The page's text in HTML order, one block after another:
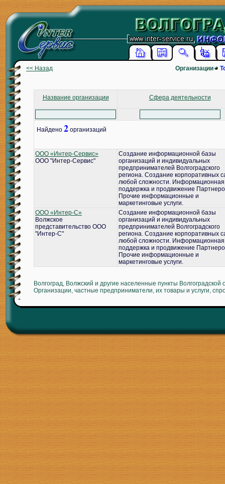
<< Назад Организации
Название организации Сфера деятельности
Найдено 2 организаций
ООО «Интер-Сервис»
ООО "Интер-Сервис"
Создание информационной базы
организаций и индивидуальных
предпринимателей Волгоградского
региона. Создание корпоративных
любой сложности. Информационная
поддержка и продвижение
Прочие информационные и
маркетинговые услуги.
ООО «Интер-С»
Волжское
представительство ООО
"Интер-С"
Создание информационной базы
организаций и индивидуальных
предпринимателей Волгоградского
региона. Создание корпоративных
любой сложности. Информационная
поддержка и продвижение
Прочие информационные и
маркетинговые услуги.
Волгоград, Волжский и другие населенные пункты Волгоградской
Организации, частные предприниматели, их товары и услуги,